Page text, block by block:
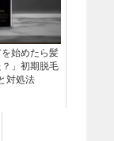
を始めたら髪
」初期脱毛
対処法